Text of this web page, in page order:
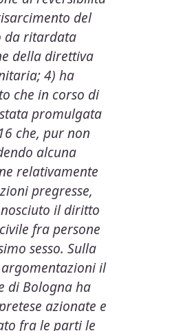
del
da ritardata
della direttiva
4) ha
che in corso di
promulgata
che, pur non
alcuna
relativamente
pregresse,
il diritto
fra persone
sesso. Sulla
il
di Bologna ha
azionate e
fra le parti le